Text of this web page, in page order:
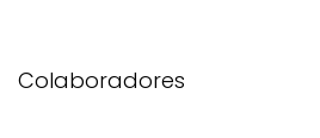
Colaboradores